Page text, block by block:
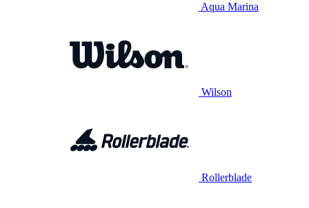
Aqua Marina
Wilson
Rollerblade